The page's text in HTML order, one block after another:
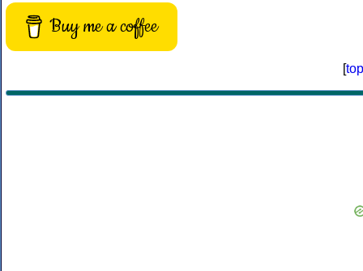
Buy me a coffee
[top